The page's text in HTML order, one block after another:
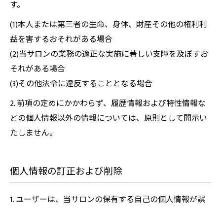
す。
(1)本人または第三者の生命、身体、財産その他の権利利
益を害するおそれがある場合
(2)当サロンの業務の適正な実施に著しい支障を及ぼすお
それがある場合
(3)その他法令に違反することとなる場合
2. 前項の定めにかかわらず、履歴情報および特性情報な
どの個人情報以外の情報については、原則として開示い
たしません。
個人情報の訂正および削除
1. ユーザーは、当サロンの保有する自己の個人情報が誤